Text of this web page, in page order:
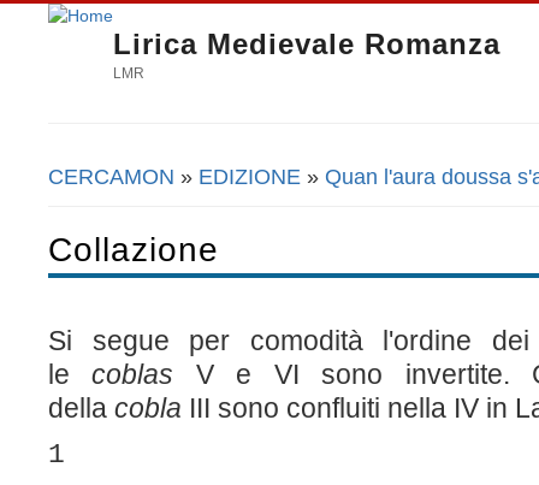
Lirica Medievale Romanza
LMR
Tu sei qui
CERCAMON » EDIZIONE » Quan l'aura doussa
Collazione
Si segue per comodità l'ordine
lecoblas V e VI sono invertite.
della cobla III sono confluiti nella IV in
1